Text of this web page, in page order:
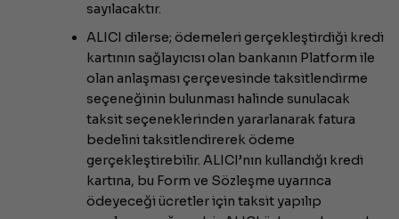
sayılacaktır.
ALICI dilerse; ödemeleri gerçekleştirdiği kredi
kartının sağlayıcısı olan bankanın Platform ile
olan anlaşması çerçevesinde taksitlendirme
seçeneğinin bulunması halinde sunulacak
taksit seçeneklerinden yararlanarak fatura
bedelini taksitlendirerek ödeme
gerçekleştirebilir. ALICI’nın kullandığı kredi
kartına, bu Form ve Sözleşme uyarınca
ödeyeceği ücretler için taksit yapılıp